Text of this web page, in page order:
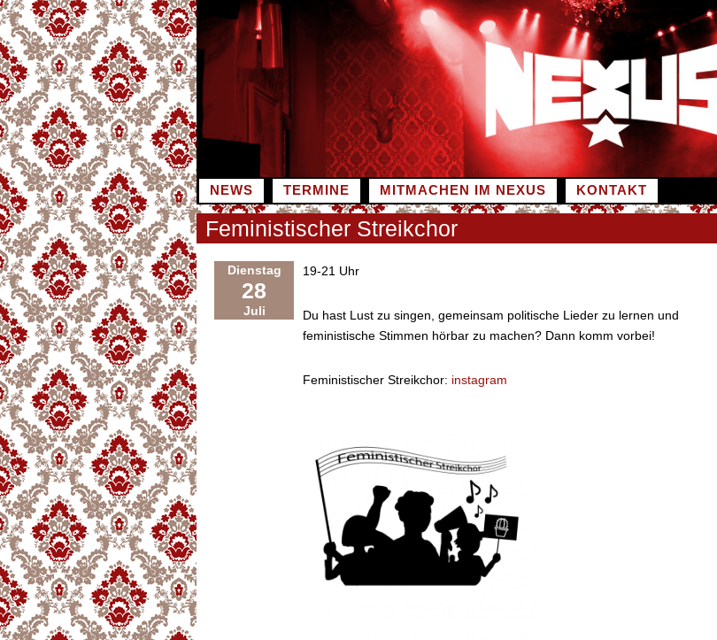
Zum
Inhalt
springen
NEWS TERMINE MITMACHEN IM NEXUS KONTAKT
Feministischer Streikchor
Dienstag
28
Juli
19-21 Uhr
Du hast Lust zu singen, gemeinsam politische Lieder zu lernen und
feministische Stimmen hörbar zu machen? Dann komm vorbei!
Feministischer Streikchor: instagram